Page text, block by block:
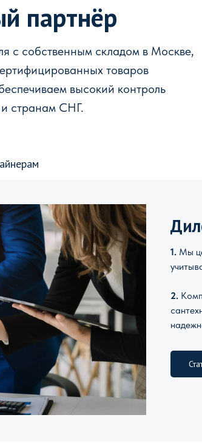
партнёр
с собственным складом в Москве,
товаров
высокий контроль
и странам СНГ.
1. Мы
2.